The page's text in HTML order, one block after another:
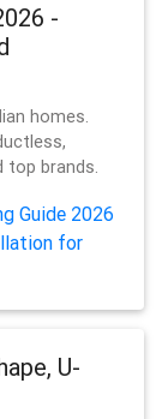
-
homes.
top brands.
Guide 2026
for
U-